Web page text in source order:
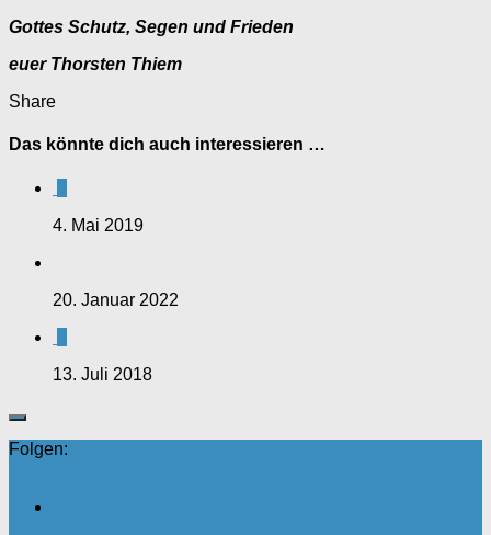
Gottes Schutz, Segen und Frieden
euer Thorsten Thiem
Share
Das könnte dich auch interessieren …
4. Mai 2019
20. Januar 2022
13. Juli 2018
Folgen: